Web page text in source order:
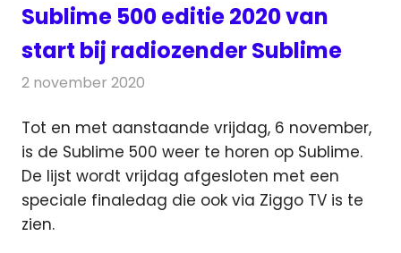
Sublime 500 editie 2020 van
start bij radiozender Sublime
2 november 2020
Tot en met aanstaande vrijdag, 6 november,
is de Sublime 500 weer te horen op Sublime.
De lijst wordt vrijdag afgesloten met een
speciale finaledag die ook via Ziggo TV is te
zien.